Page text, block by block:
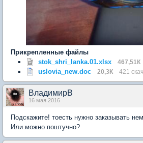
Прикрепленные файлы
stok_shri_lanka.01.xlsx
467,51К
uslovia_new.doc 20,3К 421
ВладимирВ
16 мая 2016
Подскажите! тоесть нужно заказывать
Или можно поштучно?